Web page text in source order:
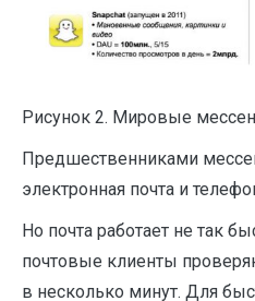
Рисунок 2. Мировые
Предшественниками
электронная почта и
Но почта работает не так
почтовые клиенты
в несколько минут. Для